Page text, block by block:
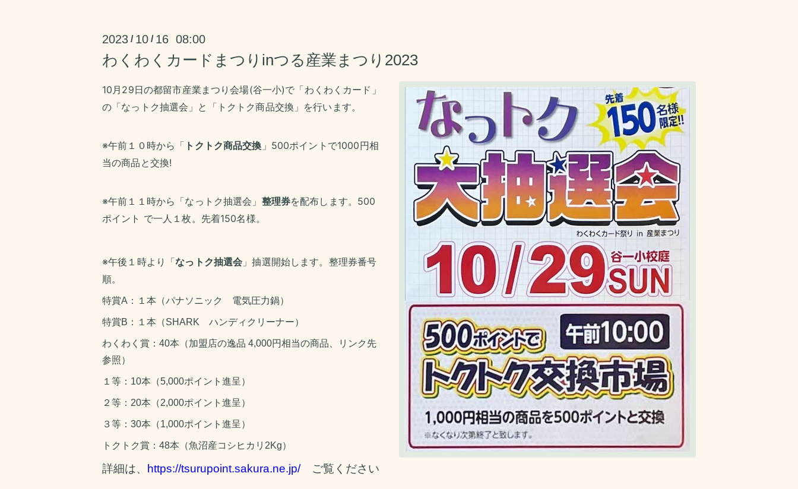
2023 / 10 / 16 08:00
わくわくカードまつりinつる産業まつり2023
10月29日の都留市産業まつり会場(谷一小)で「わくわくカード」
の「なっトク抽選会」と「トクトク商品交換」を行います。
※午前１０時から「 トクトク商品交換 」 500ポイントで1000円相
当の商品と交換!
※午前１１時から「なっトク抽選会」 整理券を配布します。 500
ポイント で一人１枚。 先着150名様。
※午後１時より「なっトク抽選会 」抽選開始します。整理券番号
順。
特賞A：１本（パナソニック 電気圧力鍋）
特賞B：１本（SHARK ハンディクリーナー）
わくわく賞：40本（加盟店の逸品 4,000円相当の商品、リンク先
参照）
１等：10本（5,000ポイント進呈）
２等：20本（2,000ポイント進呈）
３等：30本（1,000ポイント進呈）
トクトク賞：48本（魚沼産コシヒカリ2Kg）
詳細は、 https://tsurupoint.sakura.ne.jp/ご覧ください